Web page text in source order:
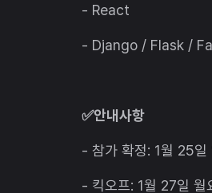
- React
- Django / Flask /
✅안내사항
- 참가 확정: 1월 25일
- 킥오프: 1월 27일 월